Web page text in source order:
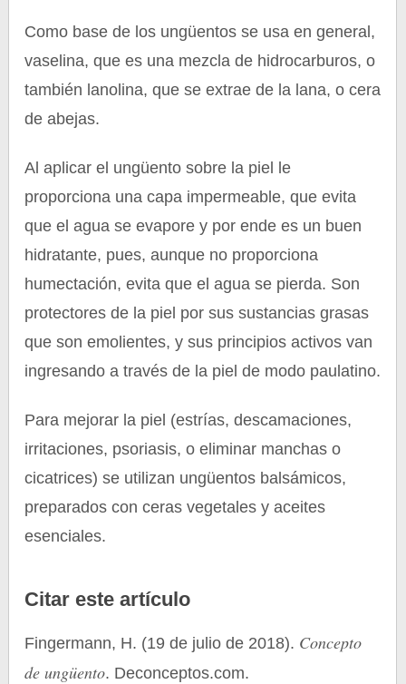
Como base de los ungüentos se usa en general,
vaselina, que es una mezcla de hidrocarburos, o
también lanolina, que se extrae de la lana, o cera
de abejas.
Al aplicar el ungüento sobre la piel le
proporciona una capa impermeable, que evita
que el agua se evapore y por ende es un buen
hidratante, pues, aunque no proporciona
humectación, evita que el agua se pierda. Son
protectores de la piel por sus sustancias grasas
que son emolientes, y sus principios activos van
ingresando a través de la piel de modo paulatino.
Para mejorar la piel (estrías, descamaciones,
irritaciones, psoriasis, o eliminar manchas o
cicatrices) se utilizan ungüentos balsámicos,
preparados con ceras vegetales y aceites
esenciales.
Citar este artículo
Fingermann, H. (19 de julio de 2018). Concepto
de ungüento. Deconceptos.com.